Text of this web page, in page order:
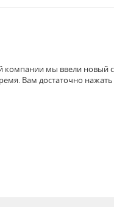
компании мы ввели
Вам достаточно